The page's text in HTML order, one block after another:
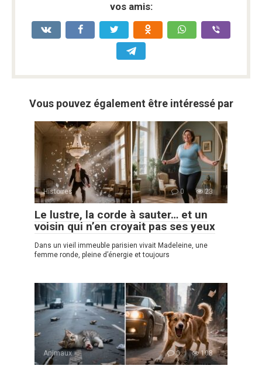
vos amis:
Vous pouvez également être intéressé par
Histoires 0 23
Le lustre, la corde à sauter… et un
voisin qui n’en croyait pas ses yeux
Dans un vieil immeuble parisien vivait Madeleine, une
femme ronde, pleine d’énergie et toujours
Animaux 0 108